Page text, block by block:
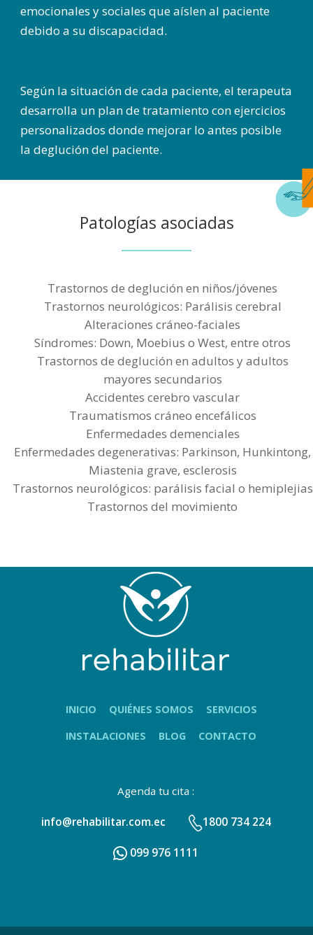
emocionales y sociales que aíslen al paciente
debido a su discapacidad.
Según la situación de cada paciente, el terapeuta
desarrolla un plan de tratamiento con ejercicios
personalizados donde mejorar lo antes posible
la deglución del paciente.
Patologías asociadas
Trastornos de deglución en niños/jóvenes
Trastornos neurológicos: Parálisis cerebral
Alteraciones cráneo-faciales
Síndromes: Down, Moebius o West, entre otros
Trastornos de deglución en adultos y adultos
mayores secundarios
Accidentes cerebro vascular
Traumatismos cráneo encefálicos
Enfermedades demenciales
Enfermedades degenerativas: Parkinson, Hunkintong,
Miastenia grave, esclerosis
Trastornos neurológicos: parálisis facial o hemiplejias
Trastornos del movimiento
INICIO QUIÉNES SOMOS
SERVICIOS
INSTALACIONES
BLOG CONTACTO
Agenda tu cita :
info@rehabilitar.com.ec 1800 734 224
099 976 1111